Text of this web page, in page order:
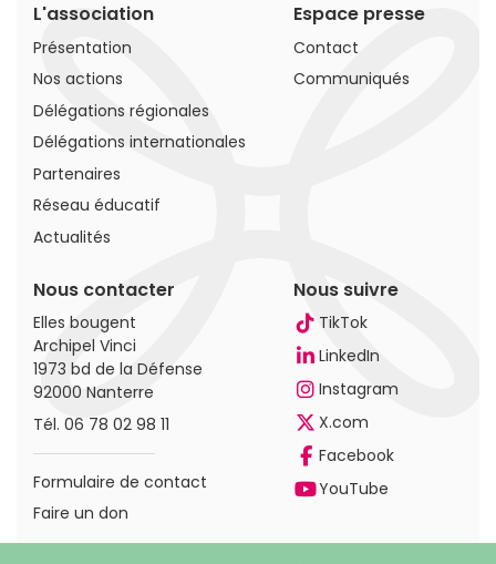
L'association
Présentation
Nos actions
Délégations régionales
Délégations internationales
Partenaires
Réseau éducatif
Actualités
Espace presse
Contact
Communiqués
Nous contacter
Elles bougent
Archipel Vinci
1973 bd de la Défense
92000 Nanterre
Tél. 06 78 02 98 11
Formulaire de contact
Faire un don
Nous suivre
TikTok
LinkedIn
Instagram
X.com
Facebook
YouTube